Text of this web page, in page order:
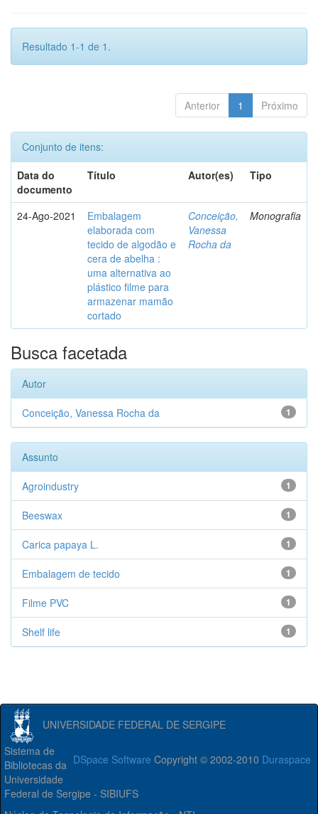
Resultado 1-1 de 1.
Anterior 1 Próximo
Conjunto de itens:
Data do
documento
Título Autor(es) Tipo
24-Ago-2021
Embalagem
elaborada com
tecido de algodão e
cera de abelha :
uma alternativa ao
plástico filme para
armazenar mamão
cortado
Conceição,
Vanessa
Rocha da
Monografia
Busca facetada
Autor
1
Conceição, Vanessa Rocha da
Assunto
1
Agroindustry
1
Beeswax
1
Carica papaya L.
1
Embalagem de tecido
1
Filme PVC
1
Shelf life
UNIVERSIDADE FEDERAL DE SERGIPE
DSpace Software Copyright © 2002-2010 Duraspace
Sistema de
Bibliotecas da
Universidade
Federal de Sergipe - SIBIUFS